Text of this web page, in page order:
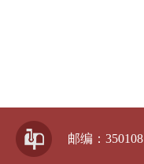
邮编：350108